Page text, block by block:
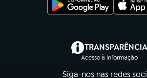
TRANSPARÊNCIA
Acesso à Informação
(abre em
Siga-nos nas redes